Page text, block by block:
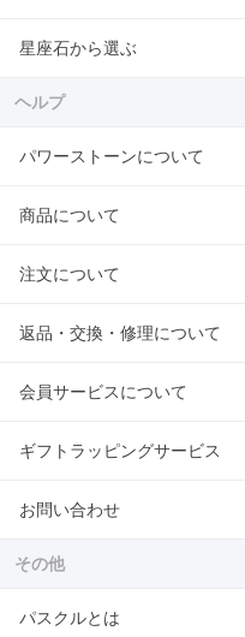
星座石から選ぶ
ヘルプ
パワーストーンについて
商品について
注文について
返品・交換・修理について
会員サービスについて
ギフトラッピングサービス
お問い合わせ
その他
パスクルとは